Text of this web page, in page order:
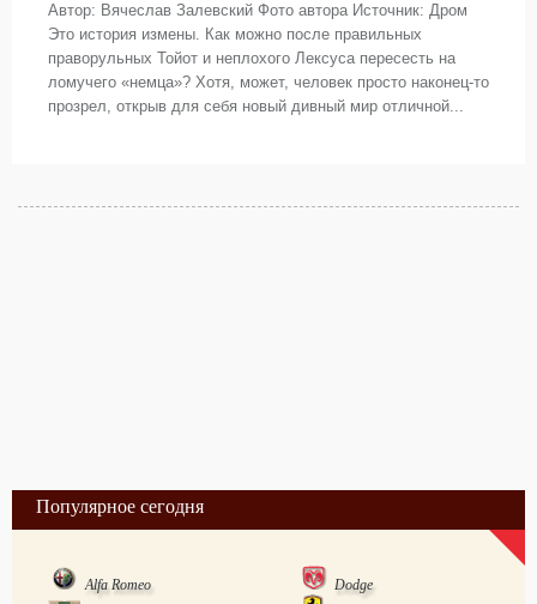
Автор: Вячеслав Залевский Фото автора Источник: Дром
Это история измены. Как можно после правильных
праворульных Тойот и неплохого Лексуса пересесть на
ломучего «немца»? Хотя, может, человек просто наконец-то
прозрел, открыв для себя новый дивный мир отличной...
Популярное сегодня
Alfa Romeo
Dodge